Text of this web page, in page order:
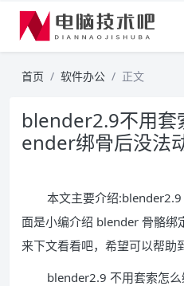
首页 软件办公 正文
blender2.9不用套
ender绑骨后没法
本文主要介绍
面是小编介绍 blender 骨骼绑
来下文看看吧，希望可以帮助
blender2.9 不用套索怎